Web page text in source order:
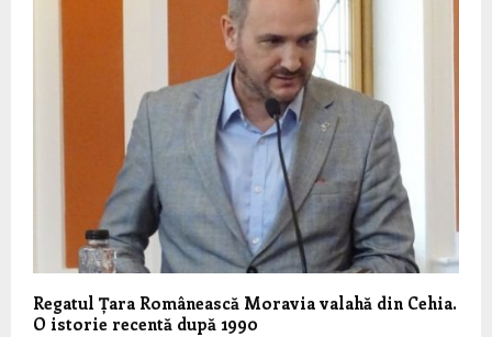
Regatul Țara Românească Moravia valahă din Cehia.
O istorie recentă după 1990